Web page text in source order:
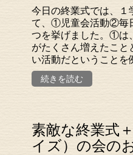
今日の終業式では、１
て、①児童会活動②毎
つを挙げました。①は
がたくさん増えたこと
い活動だということ
続きを読む
素敵な終業式
イズ）の会の